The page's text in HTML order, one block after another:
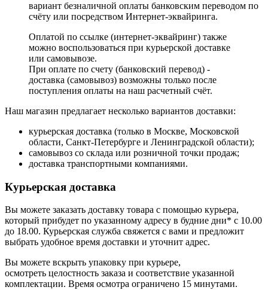
вариант безналичной оплаты банковским переводом по
счёту или посредством Интернет-эквайринга.
Оплатой по ссылке (интернет-эквайринг) также
можно воспользоваться при курьерской доставке
или самовывозе.
При оплате по счету (банковский перевод) -
доставка (самовывоз) возможны только после
поступления оплаты на наш расчетный счёт.
Наш магазин предлагает несколько вариантов доставки:
курьерская доставка (только в Москве, Московской
области, Санкт-Петербурге и Ленинградской области);
самовывоз со склада или розничной точки продаж;
доставка транспортными компаниями.
Курьерская доставка
Вы можете заказать доставку товара с помощью курьера,
который прибудет по указанному адресу в будние дни* с 10.00
до 18.00. Курьерская служба свяжется с вами и предложит
выбрать удобное время доставки и уточнит адрес.
Вы можете вскрыть упаковку при курьере,
осмотреть целостность заказа и соответствие указанной
комплектации. Время осмотра ограничено 15 минутами.